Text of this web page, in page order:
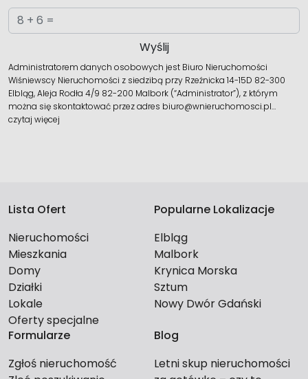
Administratorem danych osobowych jest Biuro Nieruchomości
Wiśniewscy Nieruchomości z siedzibą przy Rzeźnicka 14-15D 82-300
Elbląg, Aleja Rodła 4/9 82-200 Malbork (“Administrator”), z którym
można się skontaktować przez adres biuro@wnieruchomosci.pl…
czytaj więcej
Lista Ofert
Nieruchomości
Mieszkania
Domy
Działki
Lokale
Oferty specjalne
Popularne Lokalizacje
Elbląg
Malbork
Krynica Morska
Sztum
Nowy Dwór Gdański
Formularze
Zgłoś nieruchomość
Blog
Letni skup nieruchomości